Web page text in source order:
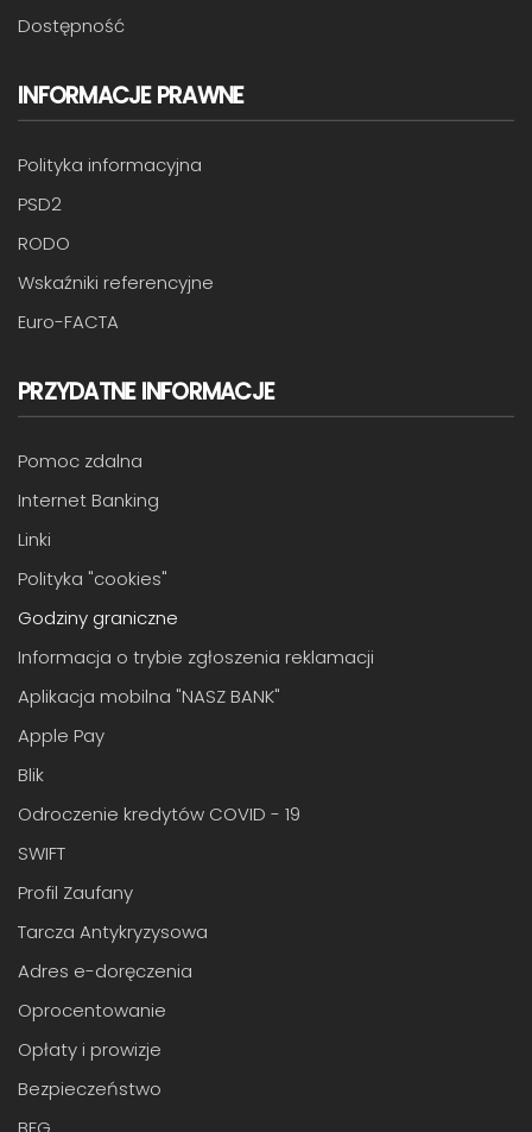
Dostępność
INFORMACJE PRAWNE
Polityka informacyjna
PSD2
RODO
Wskaźniki referencyjne
Euro-FACTA
PRZYDATNE INFORMACJE
Pomoc zdalna
Internet Banking
Linki
Polityka "cookies"
Godziny graniczne
Informacja o trybie zgłoszenia reklamacji
Aplikacja mobilna "NASZ BANK"
Apple Pay
Blik
Odroczenie kredytów COVID - 19
SWIFT
Profil Zaufany
Tarcza Antykryzysowa
Adres e-doręczenia
Oprocentowanie
Opłaty i prowizje
Bezpieczeństwo